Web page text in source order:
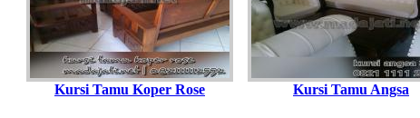
Kursi Tamu Koper Rose Kursi Tamu Angsa